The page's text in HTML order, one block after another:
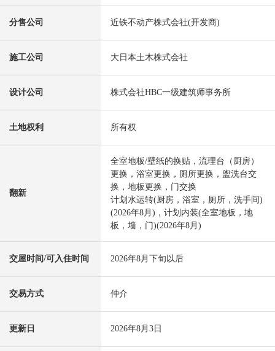
分售公司 近铁不动产株式会社(开发商)
施工公司 大日本土木株式会社
设计公司 株式会社HBC一级建筑师事务所
土地权利 所有权
翻新
全室地板/壁纸的换贴，流理台（厨房）
更换，浴室更换，厕所更换，盥洗台交
换，地板更换，门交换
计划水运转(厨房，浴室，厕所，洗手间)
(2026年8月)，计划内装(全室地板，地
板，墙，门)(2026年8月)
交屋时间/可入住时间 2026年8月下旬以后
交易方式 仲介
更新日 2026年8月3日